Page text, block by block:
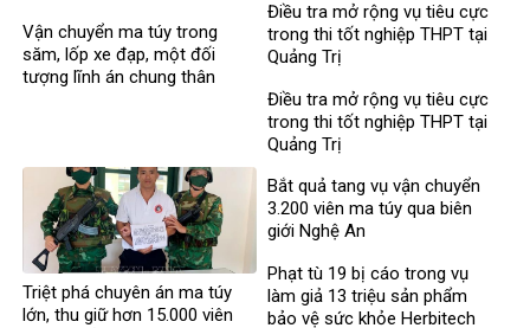
Vận chuyển ma túy trong
săm, lốp xe đạp, một đối
tượng lĩnh án chung thân
Điều tra mở rộng vụ tiêu cực
trong thi tốt nghiệp THPT tại
Quảng Trị
Điều tra mở rộng vụ tiêu cực
trong thi tốt nghiệp THPT tại
Quảng Trị
Triệt phá chuyên án ma túy
lớn, thu giữ hơn 15.000 viên
Bắt quả tang vụ vận chuyển
3.200 viên ma túy qua biên
giới Nghệ An
Phạt tù 19 bị cáo trong vụ
làm giả 13 triệu sản phẩm
bảo vệ sức khỏe Herbitech